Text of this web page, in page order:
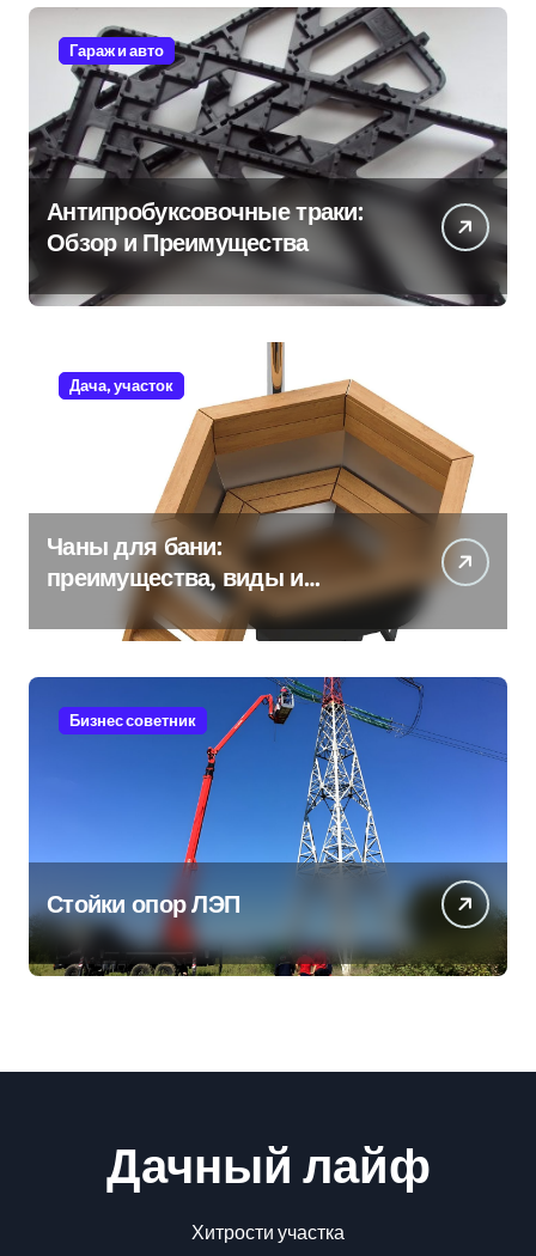
Гараж и авто
Антипробуксовочные траки:
Обзор и Преимущества
Дача, участок
Чаны для бани:
преимущества, виды и
особенности использования
Бизнес советник
Стойки опор ЛЭП
Дачный лайф
Хитрости участка